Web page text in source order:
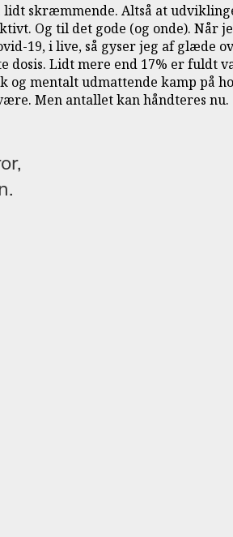
lidt skræmmende. Altså at
Og til det gode (og onde). Når
19, i live, så gyser jeg af glæde
dosis. Lidt mere end 17% er
og mentalt udmattende kamp på
Men antallet kan håndteres